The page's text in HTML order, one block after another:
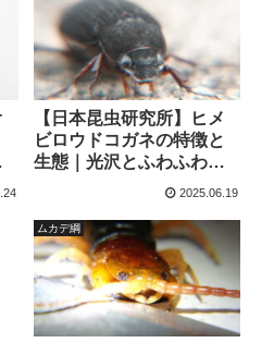
【日本昆虫研究所】ヒメ
ビロウドコガネの特徴と
生態｜光沢とふわふわの
体毛をまとう小さな宝石
2025.06.19
ムカデ綱